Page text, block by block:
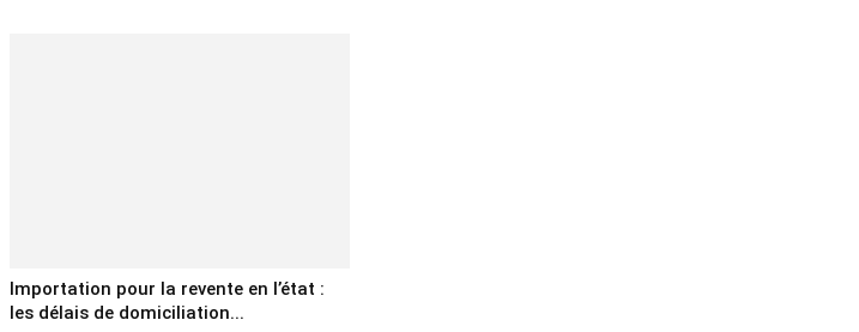
Importation pour la revente en l’état :
les délais de domiciliation...